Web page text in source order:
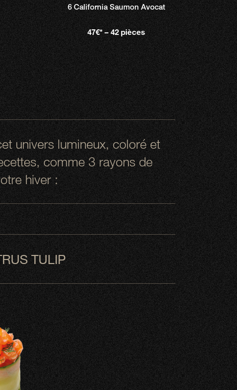
6 California Saumon Avocat
47€* – 42 pièces
univers lumineux, coloré et
comme 3 rayons de
hiver :
TULIP